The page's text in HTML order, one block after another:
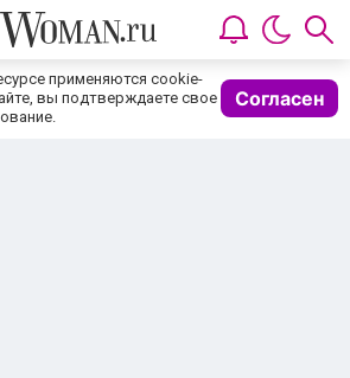
применяются cookie-
вы подтверждаете свое
Согласен